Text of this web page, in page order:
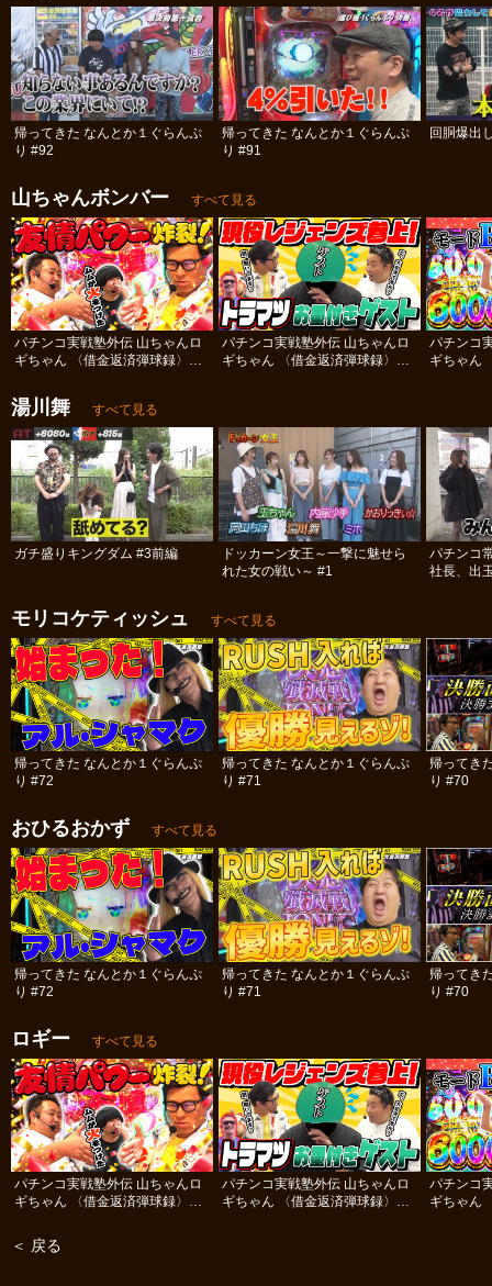
帰ってきた なんとか１ぐらんぷ
り #92
帰ってきた なんとか１ぐらんぷ
り #91
回胴爆出
山ちゃんボンバー すべて見る
パチンコ実戦塾外伝 山ちゃんロ
ギちゃん 〈借金返済弾球録〉
パチンコ実戦塾外伝 山ちゃんロ
ギちゃん 〈借金返済弾球録〉
パチンコ
ギちゃん
湯川舞 すべて見る
ガチ盛りキングダム #3前編
ドッカーン女王～一撃に魅せら
れた女の戦い～ #1
パチンコ
社長、出
モリコケティッシュ すべて見る
帰ってきた なんとか１ぐらんぷ
り #72
帰ってきた なんとか１ぐらんぷ
り #71
帰ってき
り #70
おひるおかず すべて見る
帰ってきた なんとか１ぐらんぷ
り #72
帰ってきた なんとか１ぐらんぷ
り #71
帰ってき
り #70
ロギー すべて見る
パチンコ実戦塾外伝 山ちゃんロ
ギちゃん 〈借金返済弾球録〉
パチンコ実戦塾外伝 山ちゃんロ
ギちゃん 〈借金返済弾球録〉
パチンコ
ギちゃん
＜ 戻る